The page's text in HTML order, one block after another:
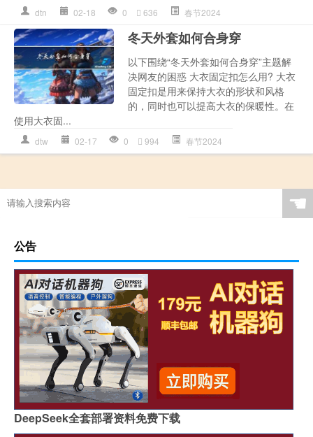
dtn 02-18 0 636 春节2024
冬天外套如何合身穿
以下围绕“冬天外套如何合身穿”主题解
决网友的困惑 大衣固定扣怎么用? 大衣
固定扣是用来保持大衣的形状和风格
的，同时也可以提高大衣的保暖性。在
使用大衣固...
dtw 02-17 0 994 春节2024
☚
公告
DeepSeek全套部署资料免费下载